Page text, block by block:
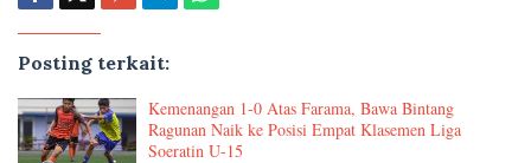
Posting terkait:
Kemenangan 1-0 Atas Farama, Bawa Bintang
Ragunan Naik ke Posisi Empat Klasemen Liga
Soeratin U-15